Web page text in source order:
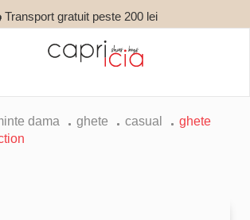
Transport gratuit peste 200 lei
dama ghete casual
ghete